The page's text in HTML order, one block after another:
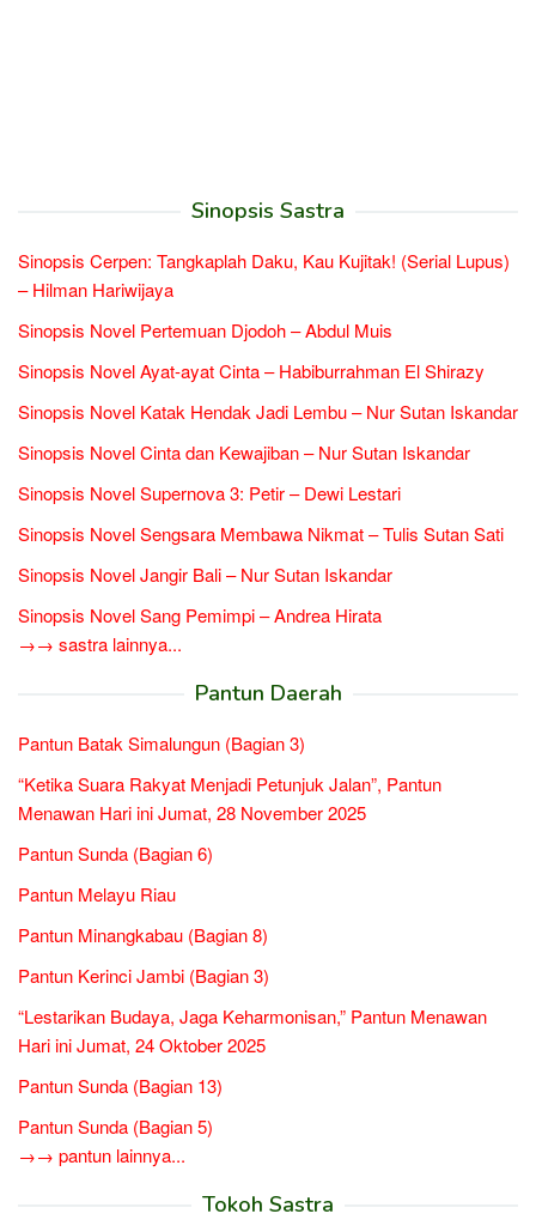
Sinopsis Sastra
Sinopsis Cerpen: Tangkaplah Daku, Kau Kujitak! (Serial Lupus)
– Hilman Hariwijaya
Sinopsis Novel Pertemuan Djodoh – Abdul Muis
Sinopsis Novel Ayat-ayat Cinta – Habiburrahman El Shirazy
Sinopsis Novel Katak Hendak Jadi Lembu – Nur Sutan Iskandar
Sinopsis Novel Cinta dan Kewajiban – Nur Sutan Iskandar
Sinopsis Novel Supernova 3: Petir – Dewi Lestari
Sinopsis Novel Sengsara Membawa Nikmat – Tulis Sutan Sati
Sinopsis Novel Jangir Bali – Nur Sutan Iskandar
Sinopsis Novel Sang Pemimpi – Andrea Hirata
→→ sastra lainnya...
Pantun Daerah
Pantun Batak Simalungun (Bagian 3)
“Ketika Suara Rakyat Menjadi Petunjuk Jalan”, Pantun
Menawan Hari ini Jumat, 28 November 2025
Pantun Sunda (Bagian 6)
Pantun Melayu Riau
Pantun Minangkabau (Bagian 8)
Pantun Kerinci Jambi (Bagian 3)
“Lestarikan Budaya, Jaga Keharmonisan,” Pantun Menawan
Hari ini Jumat, 24 Oktober 2025
Pantun Sunda (Bagian 13)
Pantun Sunda (Bagian 5)
→→ pantun lainnya...
Tokoh Sastra